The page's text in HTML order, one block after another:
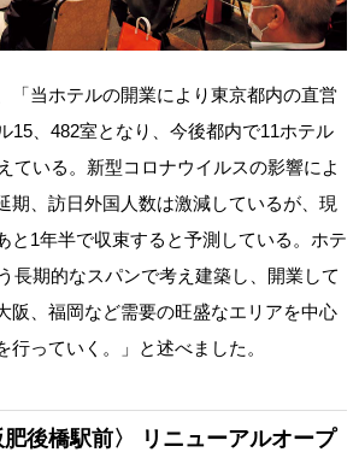
当ホテルの開業により東京都内の直営
15、482室となり、今後都内で11ホテル
ている。新型コロナウイルスの影響によ
期、訪日外国人数は激減しているが、現
と1年半で収束すると予測している。ホテ
長期的なスパンで考え建築し、開業して
阪、福岡など需要の旺盛なエリアを中心
行っていく。」と述べました。
後橋駅前〉
リニューアルオープ